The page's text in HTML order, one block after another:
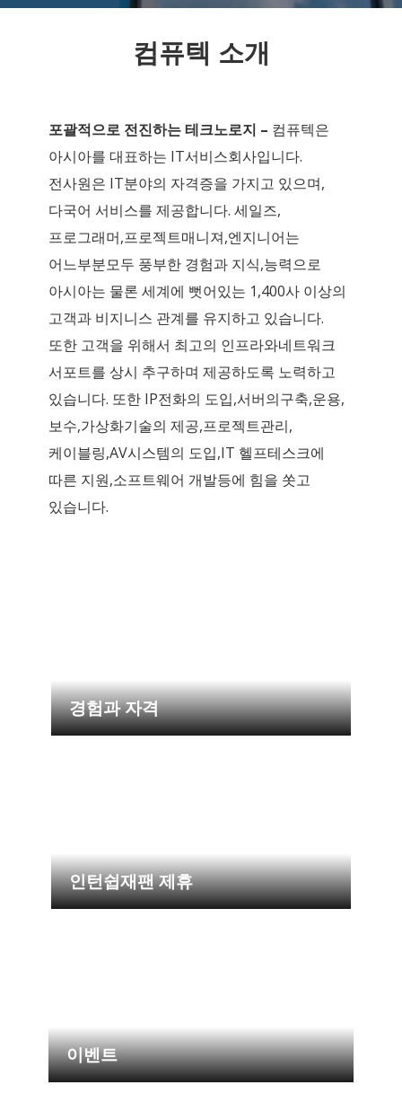
컴퓨텍 소개
포괄적으로 전진하는 테크노로지 – 컴퓨텍은
아시아를 대표하는 IT서비스회사입니다.
전사원은 IT분야의 자격증을 가지고 있으며,
다국어 서비스를 제공합니다. 세일즈,
프로그래머,프로젝트매니져,엔지니어는
어느부분모두 풍부한 경험과 지식,능력으로
아시아는 물론 세계에 뻣어있는 1,400사 이상의
고객과 비지니스 관계를 유지하고 있습니다.
또한 고객을 위해서 최고의 인프라와네트워크
서포트를 상시 추구하며 제공하도록 노력하고
있습니다. 또한 IP전화의 도입,서버의구축,운용,
보수,가상화기술의 제공,프로젝트관리,
케이블링,AV시스템의 도입,IT 헬프테스크에
따른 지원,소프트웨어 개발등에 힘을 쏫고
있습니다.
경험과 자격
인턴쉽재팬 제휴
이벤트